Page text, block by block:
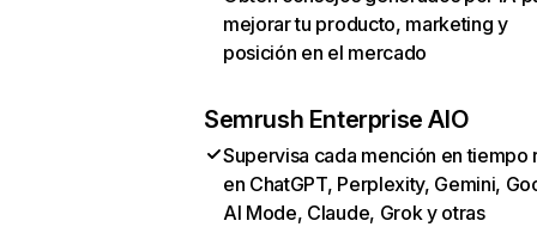
mejorar tu producto, marketing y
posición en el mercado
Semrush Enterprise AIO
Supervisa cada mención en tiempo
en ChatGPT, Perplexity, Gemini,
AI Mode, Claude, Grok y otras